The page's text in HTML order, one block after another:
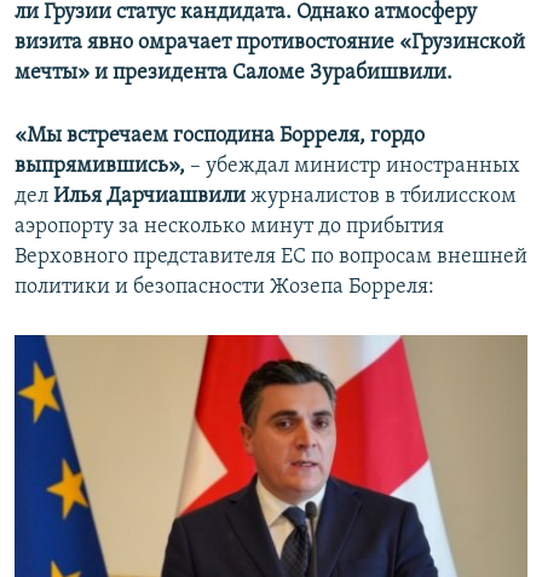
ли Грузии статус кандидата. Однако атмосферу
визита явно омрачает противостояние «Грузинской
мечты» и президента Саломе Зурабишвили.
«Мы встречаем господина Борреля, гордо
выпрямившись», – убеждал министр иностранных
дел Илья Дарчиашвили журналистов в тбилисском
аэропорту за несколько минут до прибытия
Верховного представителя ЕС по вопросам внешней
политики и безопасности Жозепа Борреля: